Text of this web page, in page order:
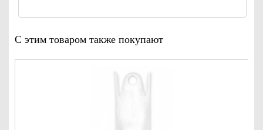
С этим товаром также покупают